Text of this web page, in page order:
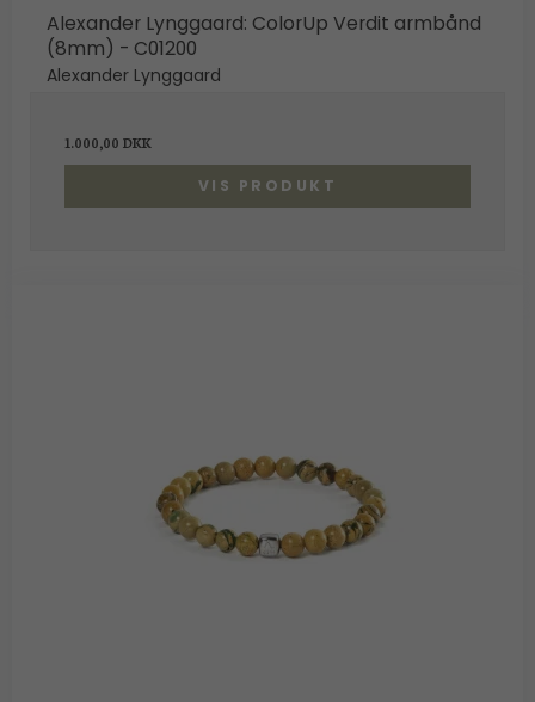
Alexander Lynggaard: ColorUp Verdit armbånd
(8mm) - C01200
Alexander Lynggaard
1.000,00 DKK
VIS PRODUKT